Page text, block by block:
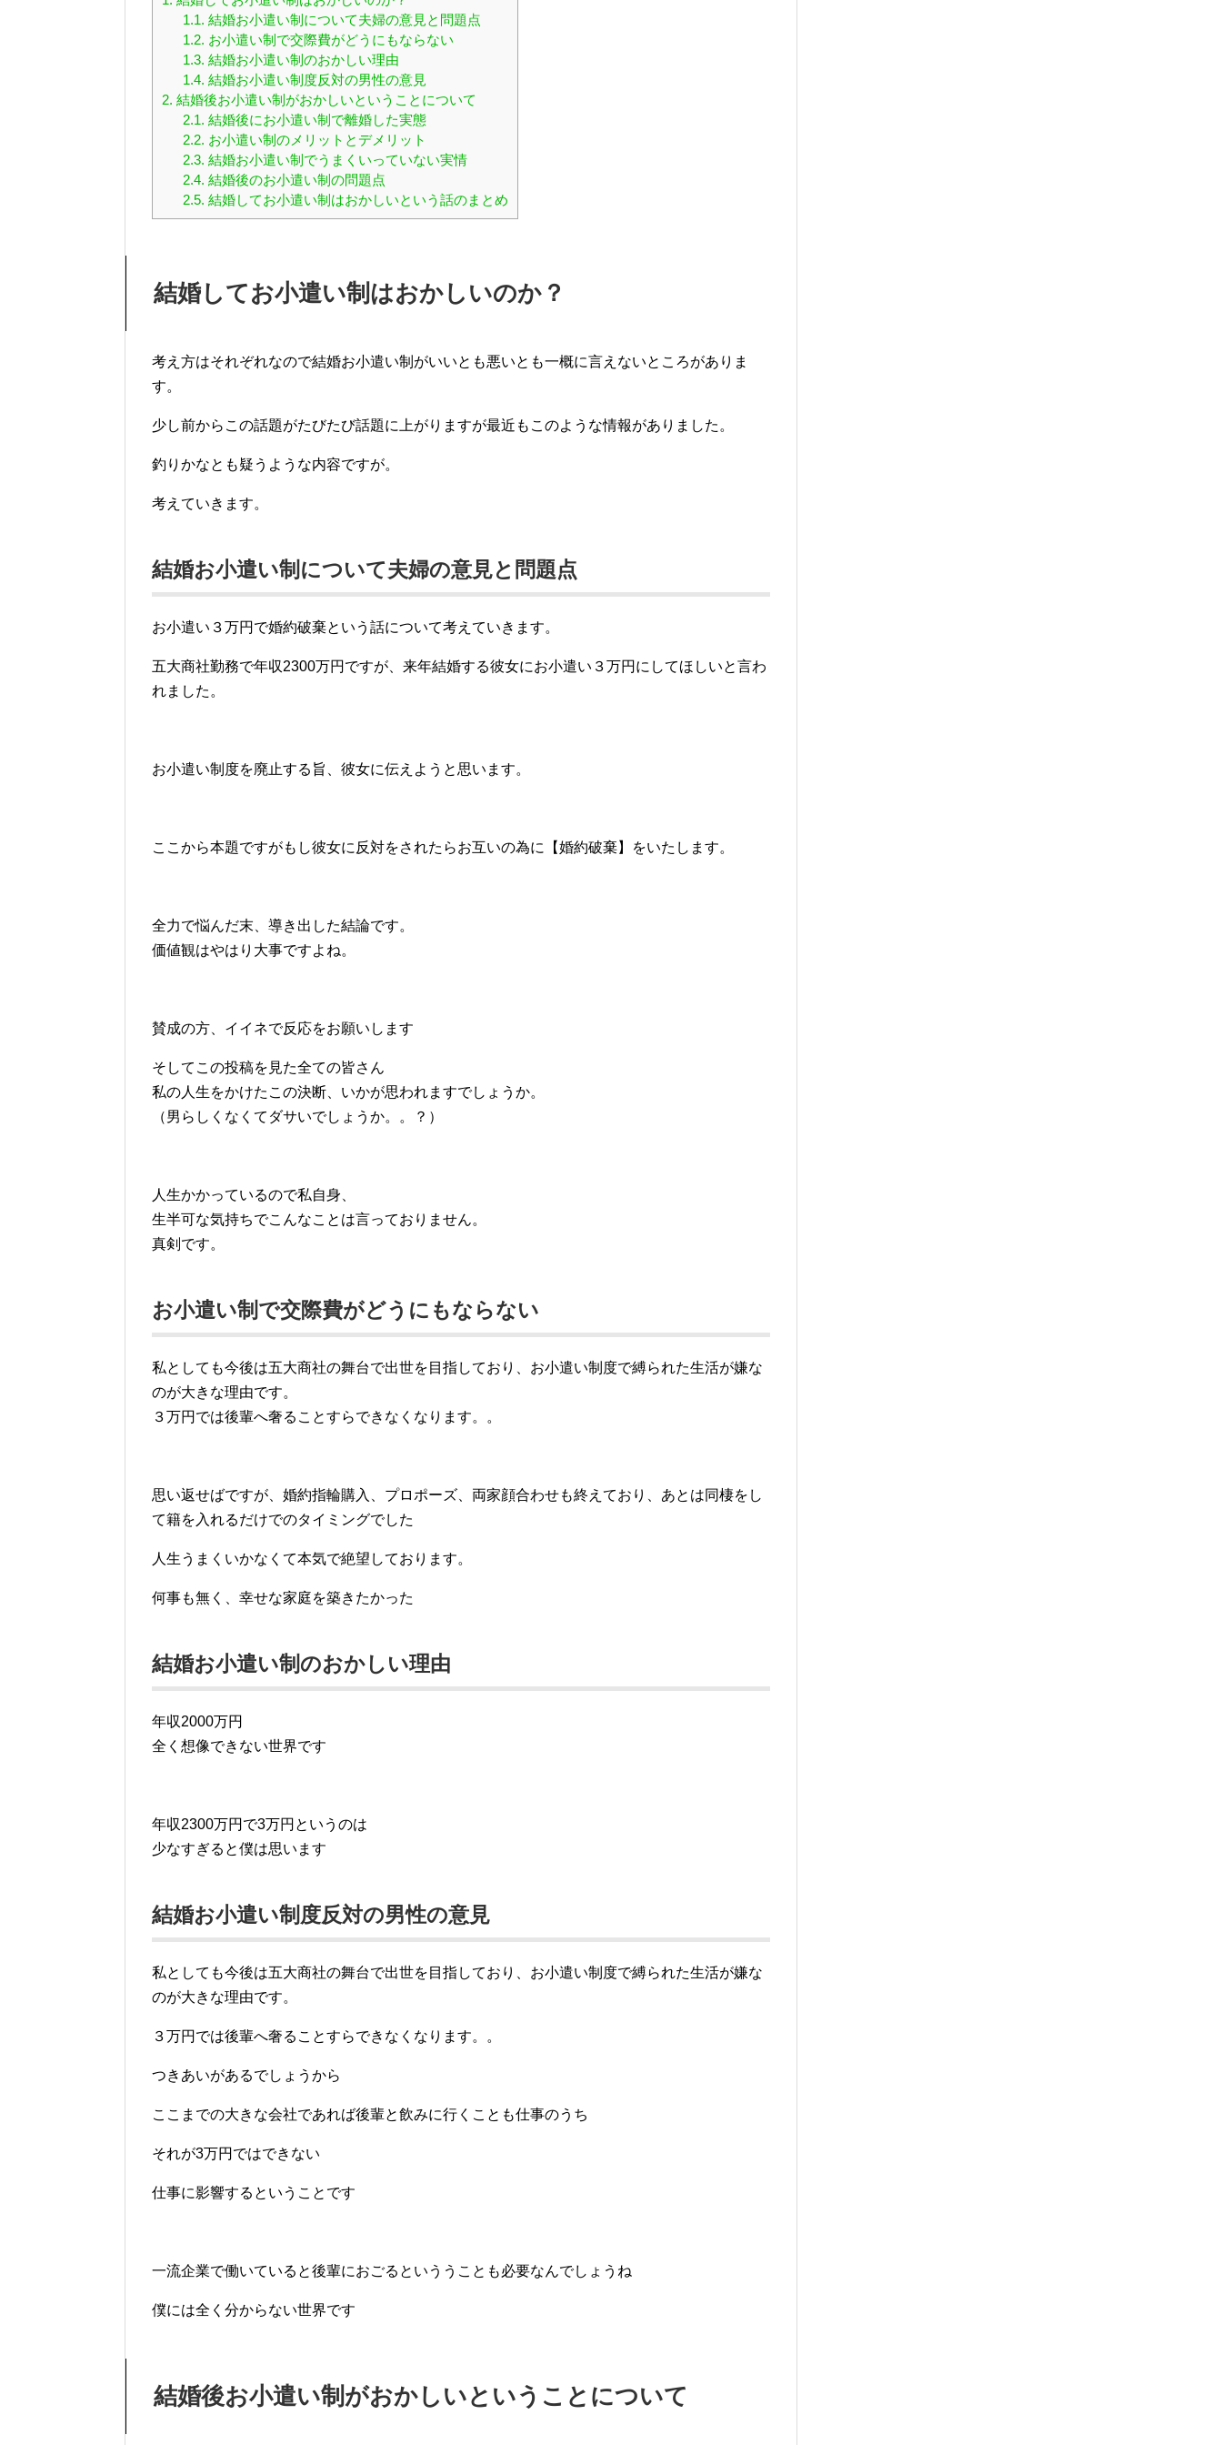
1.1. 結婚お小遣い制について夫婦の意見と問題点
1.2. お小遣い制で交際費がどうにもならない
1.3. 結婚お小遣い制のおかしい理由
1.4. 結婚お小遣い制度反対の男性の意見
2. 結婚後お小遣い制がおかしいということについて
2.1. 結婚後にお小遣い制で離婚した実態
2.2. お小遣い制のメリットとデメリット
2.3. 結婚お小遣い制でうまくいっていない実情
2.4. 結婚後のお小遣い制の問題点
2.5. 結婚してお小遣い制はおかしいという話のまとめ
結婚してお小遣い制はおかしいのか？
考え方はそれぞれなので結婚お小遣い制がいいとも悪いとも一概に言えないところがありま
す。
少し前からこの話題がたびたび話題に上がりますが最近もこのような情報がありました。
釣りかなとも疑うような内容ですが。
考えていきます。
結婚お小遣い制について夫婦の意見と問題点
お小遣い３万円で婚約破棄という話について考えていきます。
五大商社勤務で年収2300万円ですが、来年結婚する彼女にお小遣い３万円にしてほしいと言わ
れました。
お小遣い制度を廃止する旨、彼女に伝えようと思います。
ここから本題ですがもし彼女に反対をされたらお互いの為に【婚約破棄】をいたします。
全力で悩んだ末、導き出した結論です。
価値観はやはり大事ですよね。
賛成の方、イイネで反応をお願いします
そしてこの投稿を見た全ての皆さん
私の人生をかけたこの決断、いかが思われますでしょうか。
（男らしくなくてダサいでしょうか。。？）
人生かかっているので私自身、
生半可な気持ちでこんなことは言っておりません。
真剣です。
お小遣い制で交際費がどうにもならない
私としても今後は五大商社の舞台で出世を目指しており、お小遣い制度で縛られた生活が嫌な
のが大きな理由です。
３万円では後輩へ奢ることすらできなくなります。。
思い返せばですが、婚約指輪購入、プロポーズ、両家顔合わせも終えており、あとは同棲をし
て籍を入れるだけでのタイミングでした
人生うまくいかなくて本気で絶望しております。
何事も無く、幸せな家庭を築きたかった
結婚お小遣い制のおかしい理由
年収2000万円
全く想像できない世界です
年収2300万円で3万円というのは
少なすぎると僕は思います
結婚お小遣い制度反対の男性の意見
私としても今後は五大商社の舞台で出世を目指しており、お小遣い制度で縛られた生活が嫌な
のが大きな理由です。
３万円では後輩へ奢ることすらできなくなります。。
つきあいがあるでしょうから
ここまでの大きな会社であれば後輩と飲みに行くことも仕事のうち
それが3万円ではできない
仕事に影響するということです
一流企業で働いていると後輩におごるといううことも必要なんでしょうね
僕には全く分からない世界です
結婚後お小遣い制がおかしいということについて